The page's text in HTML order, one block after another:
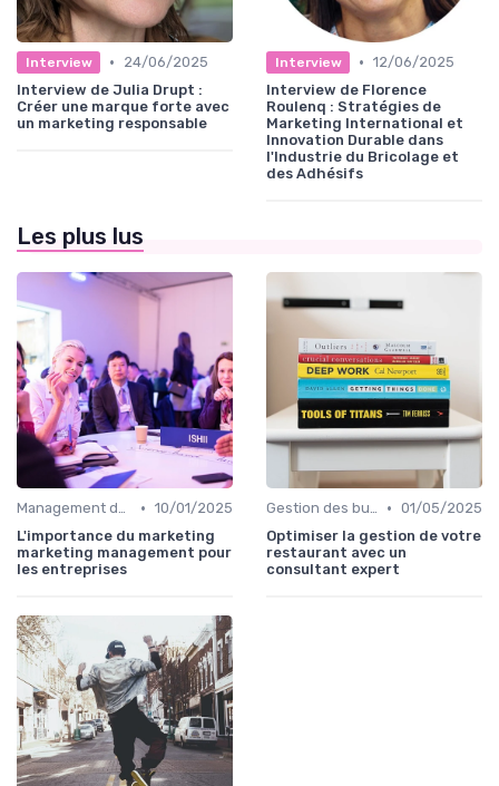
Interview •
24/06/2025
Interview de Julia Drupt :
Créer une marque forte avec
un marketing responsable
Interview • 12/06/2025
Interview de Florence
Roulenq : Stratégies de
Marketing International et
Innovation Durable dans
l'Industrie du Bricolage et
des Adhésifs
Les plus lus
Management des équipes marketing • 10/01/2025
L'importance du marketing
marketing management pour
les entreprises
Gestion des budgets marketing • 01/05/2025
Optimiser la gestion de votre
restaurant avec un
consultant expert